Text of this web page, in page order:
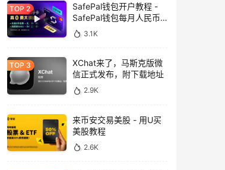
SafePal钱包开户教程 -
SafePal钱包每月人民币
消费前666U享受汇损补
贴
3.1K
XChat来了，马斯克版微
信正式发布，附下载地址
2.9K
来币安交易美股 - 用U买
美股教程
2.6K